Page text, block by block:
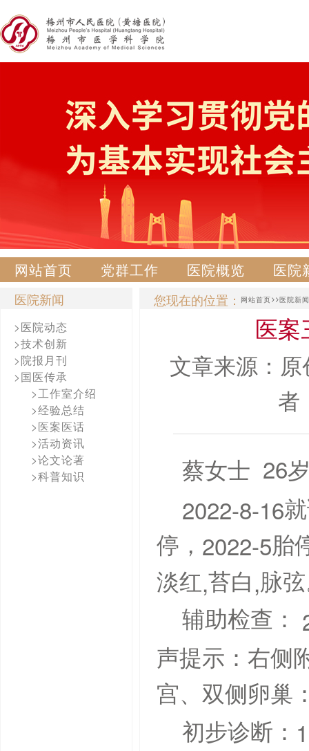
网站首页 党群工作 医院概览 医院
医院新闻
>医院动态
>技术创新
>院报月刊
>国医传承
>工作室介绍
>经验总结
>医案医话
>活动资讯
>论文论著
>科普知识
您现在的位置： 网站首页>>医院新闻
医案
文章来源：原
者
蔡女士 26
2022-8-16
停， 2022-5胎
淡红,苔白 ,脉
辅助检查：
声提示：右侧
宫、双侧卵巢
初步诊断：